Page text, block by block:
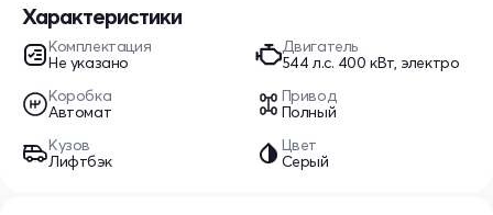
Характеристики
Комплектация
Не указано
Двигатель
544 л.c. 400 кВт, электро
Коробка
Автомат
Привод
Полный
Кузов
Лифтбэк
Цвет
Серый